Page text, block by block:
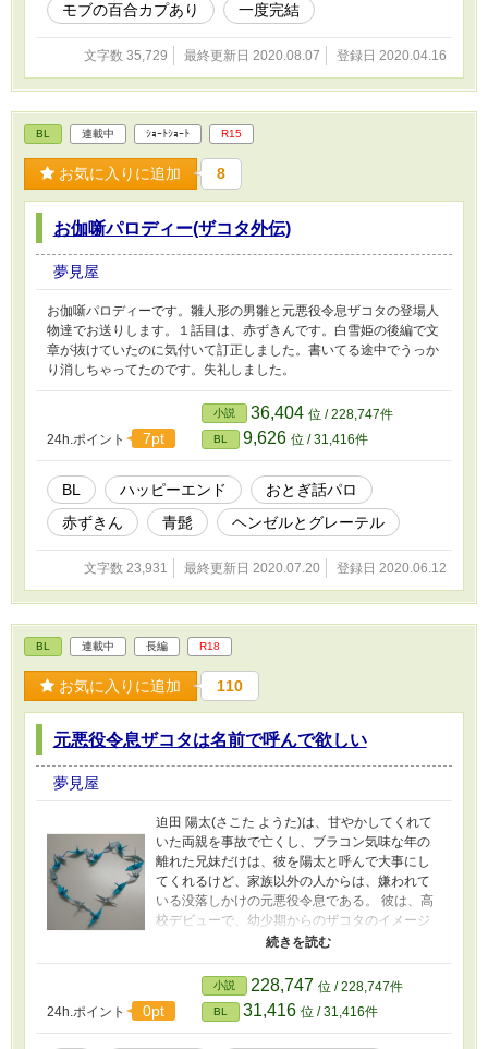
モブの百合カプあり
一度完結
文字数 35,729 最終更新日 2020.08.07 登録日 2020.04.16
BL 連載中 ｼｮｰﾄｼｮｰﾄ R15
お気に入りに追加 8
お伽噺パロディー(ザコタ外伝)
夢見屋
お伽噺パロディーです。雛人形の男雛と元悪役令息ザコタの登場人
物達でお送りします。１話目は、赤ずきんです。白雪姫の後編で文
章が抜けていたのに気付いて訂正しました。書いてる途中でうっか
り消しちゃってたのです。失礼しました。
24h.ポイント 7pt
小説 36,404 位 / 228,747件
BL 9,626 位 / 31,416件
BL ハッピーエンド
おとぎ話パロ
赤ずきん
青髭 ヘンゼルとグレーテル
文字数 23,931 最終更新日 2020.07.20 登録日 2020.06.12
BL 連載中 長編 R18
お気に入りに追加 110
元悪役令息ザコタは名前で呼んで欲しい
夢見屋
迫田 陽太(さこた ようた)は、甘やかしてくれて
いた両親を事故で亡くし、ブラコン気味な年の
離れた兄妹だけは、彼を陽太と呼んで大事にし
てくれるけど、家族以外の人からは、嫌われて
いる没落しかけの元悪役令息である。 彼は、高
校デビューで、幼少期からのザコタのイメージ
を払拭したいと考えていた。でも、ここでも名
字からザコタと呼ばれて弄られる運命だった。
おい、昔の鼻持ちならない糞野郎のザコタはと
っくにもうやめてるんだ！ 誰からも、愛される
人間でなくてもいい。たった一人、俺を愛して
ちゃんと名前を呼んでくれる男の優しい恋人か
24h.ポイント 0pt
小説 228,747 位 / 228,747件
BL 31,416 位 / 31,416件